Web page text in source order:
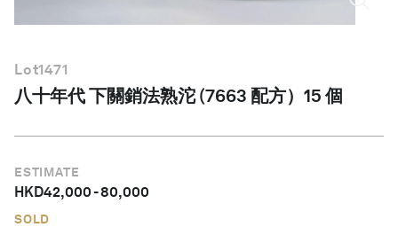
Lot1471
八十年代 下關銷法熟沱 (7663 配方）15 個
ESTIMATE
HKD42,000-80,000
SOLD